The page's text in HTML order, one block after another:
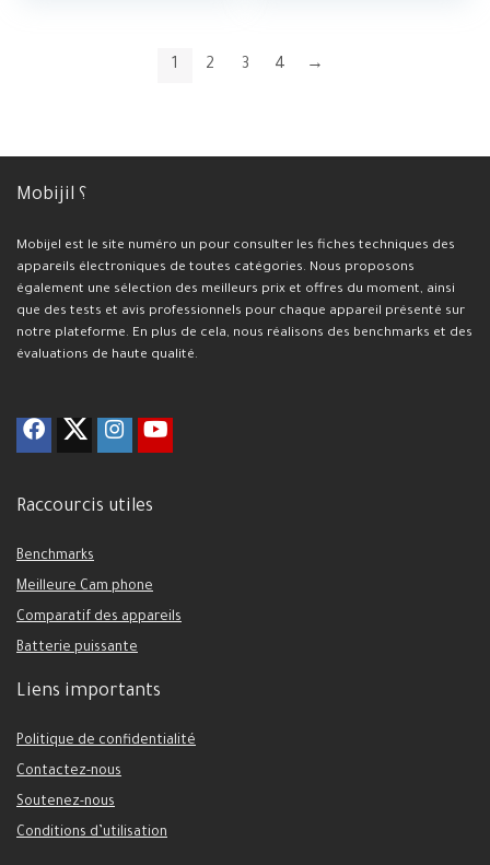
1 2 3 4 →
Mobijil ؟
Mobijel est le site numéro un pour consulter les fiches techniques des
appareils électroniques de toutes catégories. Nous proposons
également une sélection des meilleurs prix et offres du moment, ainsi
que des tests et avis professionnels pour chaque appareil présenté sur
notre plateforme. En plus de cela, nous réalisons des benchmarks et des
évaluations de haute qualité.
Raccourcis utiles
Benchmarks
Meilleure Cam phone
Comparatif des appareils
Batterie puissante
Liens importants
Politique de confidentialité
Contactez-nous
Soutenez-nous
Conditions d’utilisation